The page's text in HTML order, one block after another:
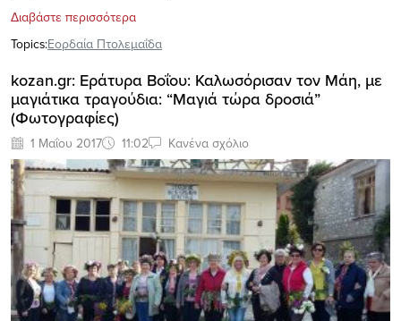
Διαβάστε περισσότερα
Topics:Εορδαία Πτολεμαΐδα
kozan.gr: Εράτυρα Βοΐου: Καλωσόρισαν τον Μάη, με
μαγιάτικα τραγούδια: “Μαγιά τώρα δροσιά”
(Φωτογραφίες)
1 Μαΐου 2017 11:02 Κανένα σχόλιο